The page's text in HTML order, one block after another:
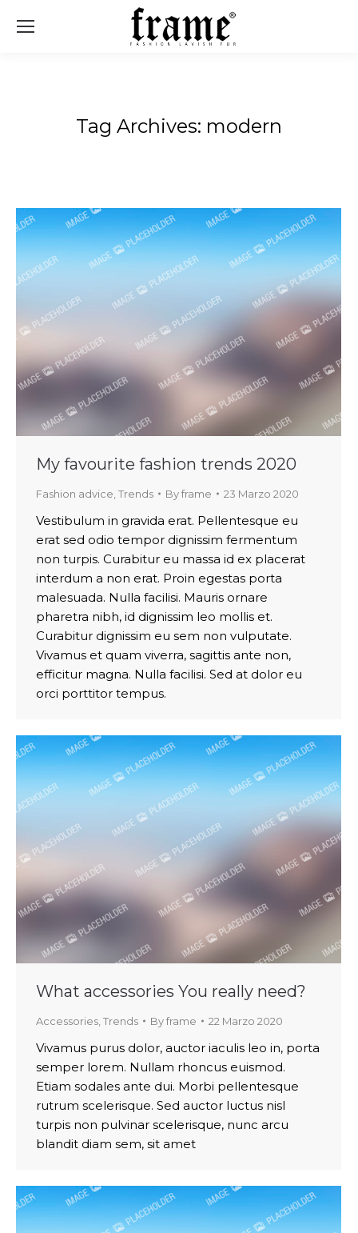
Tag Archives: modern
My favourite fashion trends 2020
Fashion advice,Trends Byframe 23 Marzo 2020
Vestibulum in gravida erat. Pellentesque eu
erat sed odio tempor dignissim fermentum
non turpis. Curabitur eu massa id ex placerat
interdum a non erat. Proin egestas porta
malesuada. Nulla facilisi. Mauris ornare
pharetra nibh, id dignissim leo mollis et.
Curabitur dignissim eu sem non vulputate.
Vivamus et quam viverra, sagittis ante non,
efficitur magna. Nulla facilisi. Sed at dolor eu
orci porttitor tempus.
What accessories You really need?
Accessories,Trends Byframe 22 Marzo 2020
Vivamus purus dolor, auctor iaculis leo in, porta
semper lorem. Nullam rhoncus euismod.
Etiam sodales ante dui. Morbi pellentesque
rutrum scelerisque. Sed auctor luctus nisl
turpis non pulvinar scelerisque, nunc arcu
blandit diam sem, sit amet